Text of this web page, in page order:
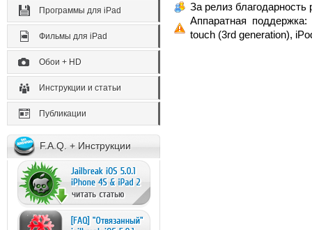
Программы для iPad
Фильмы для iPad
Обои + HD
Инструкции и статьи
Публикации
F.A.Q. + Инструкции
За релиз благодарность
Аппаратная
touch (3rd generation),